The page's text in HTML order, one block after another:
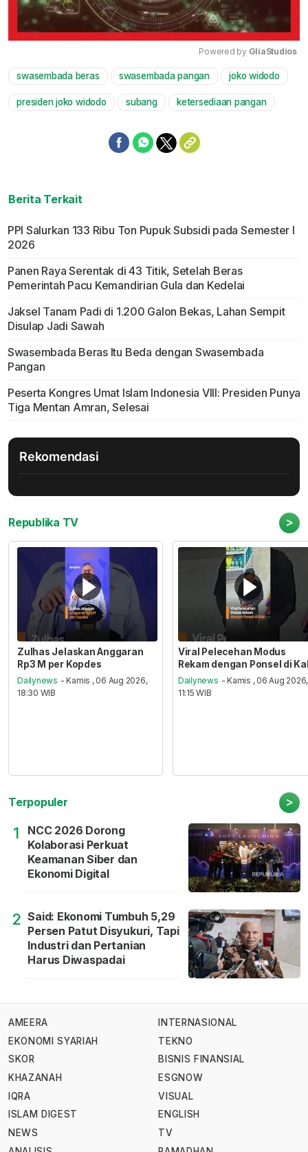
Mute
Powered by GliaStudios
swasembada beras swasembada pangan joko widodo
presiden joko widodo subang ketersediaan pangan
Berita Terkait
PPI Salurkan 133 Ribu Ton Pupuk Subsidi pada Semester I
2026
Panen Raya Serentak di 43 Titik, Setelah Beras
Pemerintah Pacu Kemandirian Gula dan Kedelai
Jaksel Tanam Padi di 1.200 Galon Bekas, Lahan Sempit
Disulap Jadi Sawah
Swasembada Beras Itu Beda dengan Swasembada
Pangan
Peserta Kongres Umat Islam Indonesia VIII: Presiden Punya
Tiga Mentan Amran, Selesai
Rekomendasi
Republika TV >
Zulhas Jelaskan Anggaran
Rp3 M per Kopdes
Dailynews - Kamis , 06 Aug 2026,
18:30 WIB
Viral Pelecehan Modus
Rekam dengan Ponsel di
Dailynews - Kamis , 06 Aug 2026,
11:15 WIB
Terpopuler >
1
NCC 2026 Dorong
Kolaborasi Perkuat
Keamanan Siber dan
Ekonomi Digital
2 Said: Ekonomi Tumbuh 5,29
Persen Patut Disyukuri, Tapi
Industri dan Pertanian
Harus Diwaspadai
AMEERA
EKONOMI SYARIAH
SKOR
KHAZANAH
IQRA
ISLAM DIGEST
NEWS
INTERNASIONAL
TEKNO
BISNIS FINANSIAL
ESGNOW
VISUAL
ENGLISH
TV